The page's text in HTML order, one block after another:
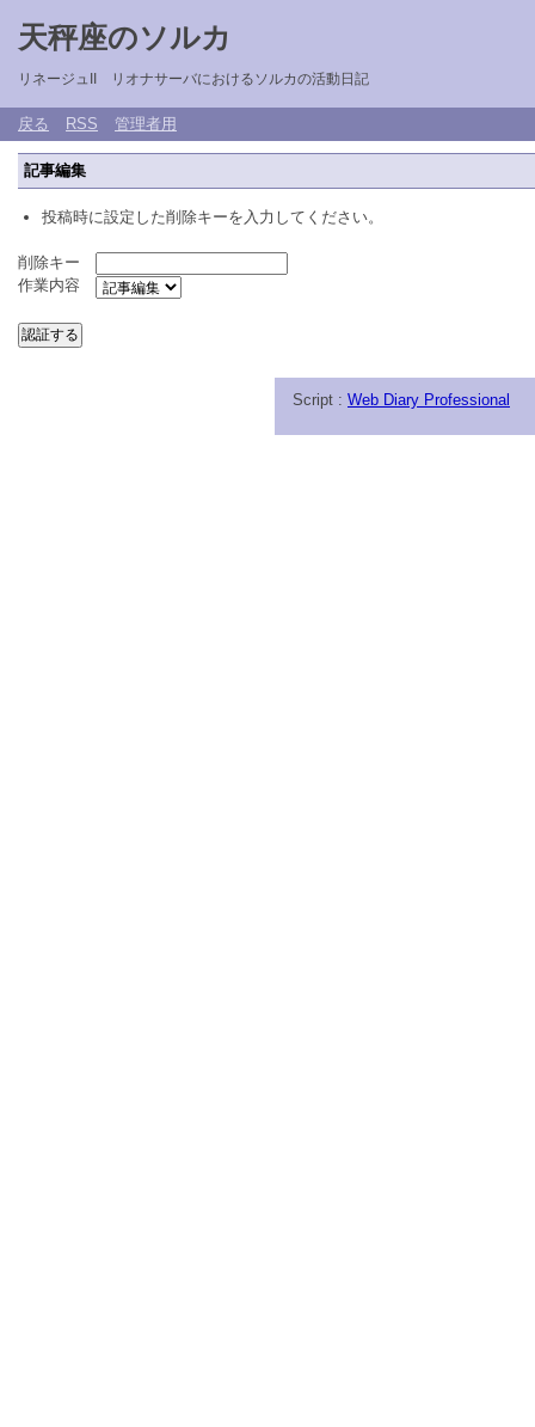
天秤座のソルカ
リネージュII リオナサーバにおけるソルカの活動日記
戻る RSS 管理者用
記事編集
投稿時に設定した削除キーを入力してください。
削除キー
作業内容
Script : Web Diary Professional